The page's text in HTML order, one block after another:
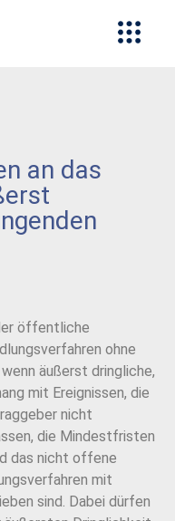
an das
öffentliche
ohne
äußerst dringliche,
mit Ereignissen, die
nicht
die Mindestfristen
das nicht offene
mit
sind. Dabei dürfen